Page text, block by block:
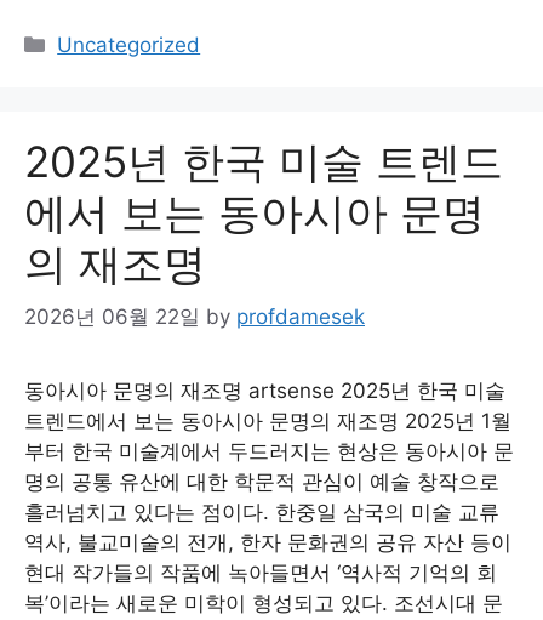
Categories
Uncategorized
2025년 한국 미술 트렌드
에서 보는 동아시아 문명
의 재조명
2026년 06월 22일 by profdamesek
동아시아 문명의 재조명 artsense 2025년 한국 미술
트렌드에서 보는 동아시아 문명의 재조명 2025년 1월
부터 한국 미술계에서 두드러지는 현상은 동아시아 문
명의 공통 유산에 대한 학문적 관심이 예술 창작으로
흘러넘치고 있다는 점이다. 한중일 삼국의 미술 교류
역사, 불교미술의 전개, 한자 문화권의 공유 자산 등이
현대 작가들의 작품에 녹아들면서 ‘역사적 기억의 회
복’이라는 새로운 미학이 형성되고 있다. 조선시대 문